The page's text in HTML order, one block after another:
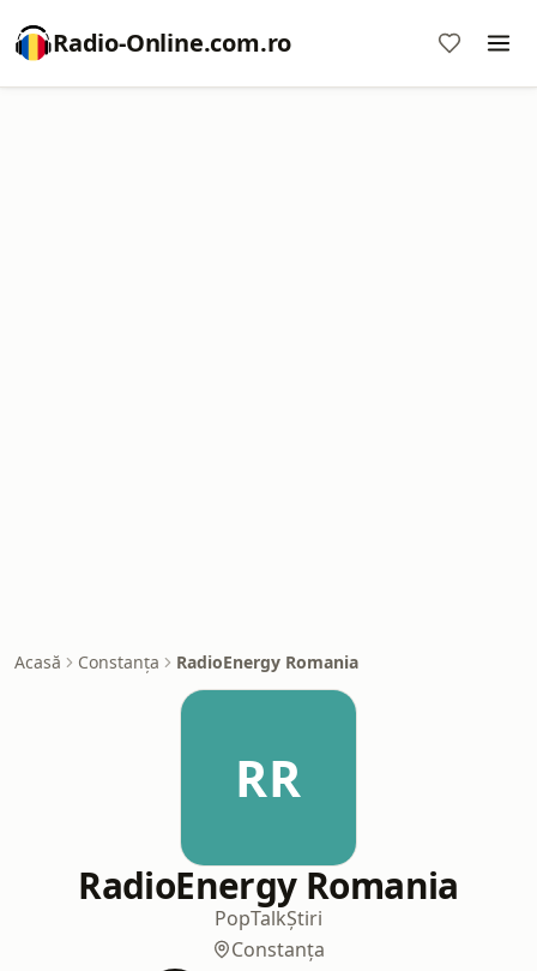
Radio-Online.com.ro
Acasă Constanța RadioEnergy Romania
RR
RadioEnergy Romania
PopTalkȘtiri
Constanța